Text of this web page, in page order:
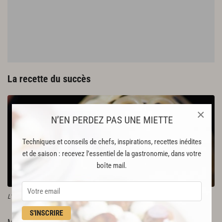
N’EN PERDEZ PAS UNE MIETTE
Techniques et conseils de chefs, inspirations, recettes inédites
et de saison : recevez l’essentiel de la gastronomie, dans votre
boîte mail.
S'INSCRIRE
×
La recette du succès
L'œuf macaroni truffé par Michel Roth.